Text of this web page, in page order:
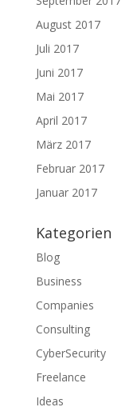
August 2017
Juli 2017
Juni 2017
Mai 2017
April 2017
März 2017
Februar 2017
Januar 2017
Kategorien
Blog
Business
Companies
Consulting
CyberSecurity
Freelance
Ideas